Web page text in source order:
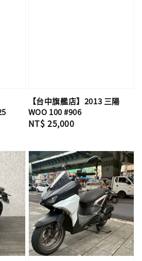
【台中旗艦店】2013 三陽
WOO 100 #906
Regular
NT$ 25,000